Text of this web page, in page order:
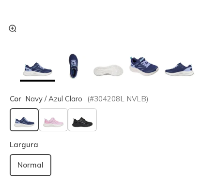
Cor Navy / Azul Claro (#304208L NVLB)
selecionado
Largura
Normal